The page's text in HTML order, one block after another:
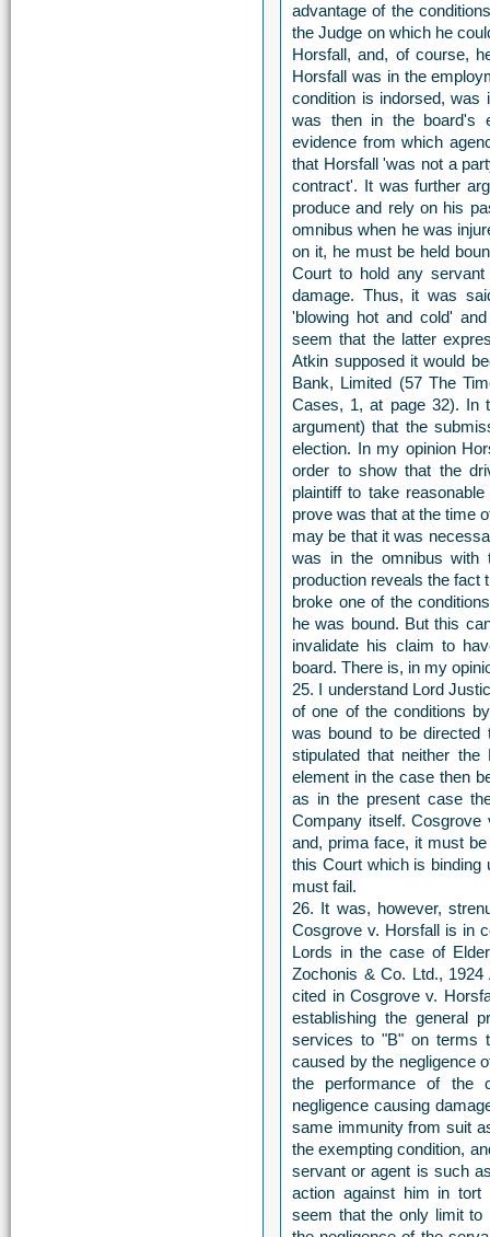
advantage of the
the Judge on which he
Horsfall, and, of course,
Horsfall was in the
condition is indorsed, was
was then in the board's
evidence from which
that Horsfall 'was not a
contract'. It was further
produce and rely on his
omnibus when he was
on it, he must be held
Court to hold any
damage. Thus, it was
'blowing hot and cold'
seem that the latter
Atkin supposed it would
Bank, Limited (57 The
Cases, 1, at page 32). In
argument) that the
election. In my opinion
order to show that the
plaintiff to take
prove was that at the time
may be that it was
was in the omnibus with
production reveals the fact
broke one of the
he was bound. But this
invalidate his claim to
board. There is, in my
25. I understand Lord
of one of the conditions
was bound to be directed
stipulated that neither
element in the case then
as in the present case
Company itself.
and, prima face, it must
this Court which is binding
must fail.
26. It was, however,
Cosgrove v. Horsfall is in
Lords in the case of
Zochonis & Co. Ltd.,
cited in Cosgrove v.
establishing the general
services to "B" on terms
caused by the negligence
the performance of the
negligence causing
same immunity from suit
the exempting condition,
servant or agent is such
action against him in tort
seem that the only limit to